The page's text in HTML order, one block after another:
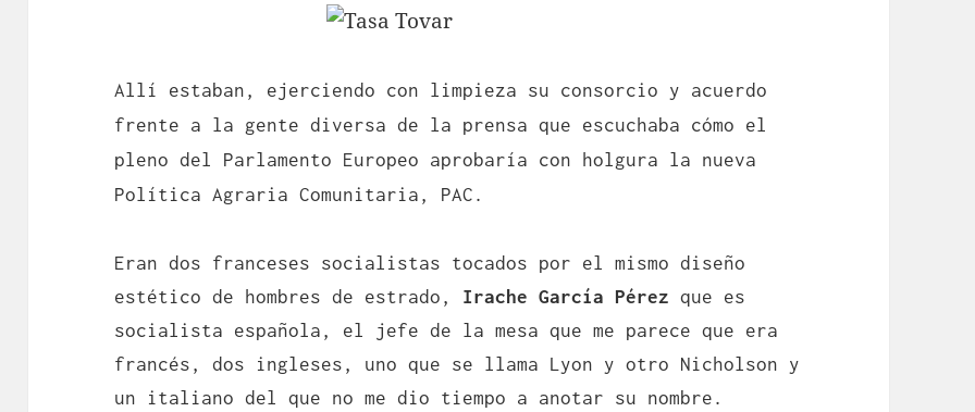
Allí estaban, ejerciendo con limpieza su consorcio y acuerdo
frente a la gente diversa de la prensa que escuchaba cómo el
pleno del Parlamento Europeo aprobaría con holgura la nueva
Política Agraria Comunitaria, PAC.
Eran dos franceses socialistas tocados por el mismo diseño
estético de hombres de estrado, Irache García Pérez que es
socialista española, el jefe de la mesa que me parece que era
francés, dos ingleses, uno que se llama Lyon y otro Nicholson y
un italiano del que no me dio tiempo a anotar su nombre.